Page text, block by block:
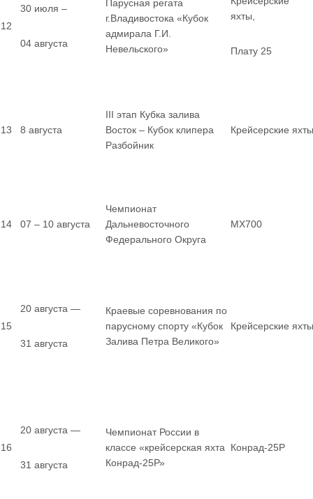
12
30 июля –
04 августа
Парусная регата
г.Владивостока «Кубок
адмирала Г.И.
Невельского»
яхты,
Плату 25
13 8 августа
III этап Кубка залива
Восток – Кубок клипера
Разбойник
Крейсерские яхты
14 07 – 10 августа
Чемпионат
Дальневосточного
Федерального Округа
MX700
15
20 августа —
31 августа
Краевые соревнования по
парусному спорту «Кубок
Залива Петра Великого»
Крейсерские яхты
16
20 августа —
31 августа
Чемпионат России в
классе «крейсерская яхта
Конрад-25Р»
Конрад-25Р